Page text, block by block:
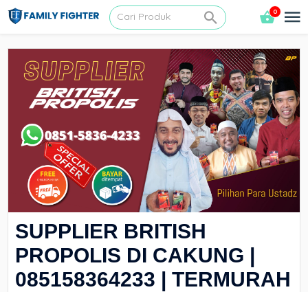
0
SUPPLIER BRITISH
PROPOLIS DI CAKUNG |
085158364233 | TERMURAH